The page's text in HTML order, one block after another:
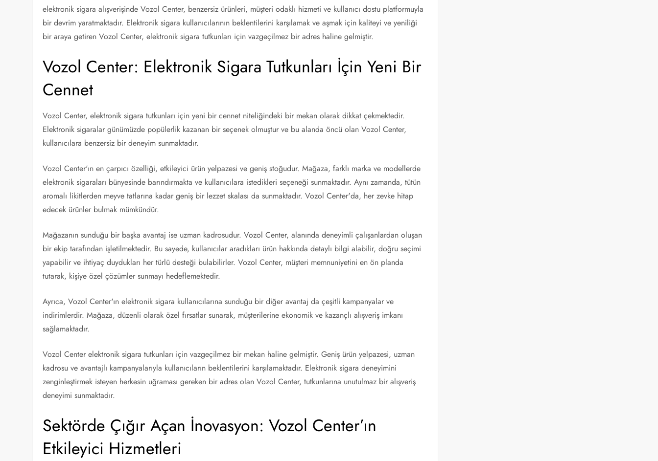
elektronik sigara alışverişinde Vozol Center, benzersiz ürünleri, müşteri odaklı hizmeti ve kullanıcı dostu platformuyla
bir devrim yaratmaktadır. Elektronik sigara kullanıcılarının beklentilerini karşılamak ve aşmak için kaliteyi ve yeniliği
bir araya getiren Vozol Center, elektronik sigara tutkunları için vazgeçilmez bir adres haline gelmiştir.
Vozol Center: Elektronik Sigara Tutkunları İçin Yeni Bir
Cennet
Vozol Center, elektronik sigara tutkunları için yeni bir cennet niteliğindeki bir mekan olarak dikkat çekmektedir.
Elektronik sigaralar günümüzde popülerlik kazanan bir seçenek olmuştur ve bu alanda öncü olan Vozol Center,
kullanıcılara benzersiz bir deneyim sunmaktadır.
Vozol Center'ın en çarpıcı özelliği, etkileyici ürün yelpazesi ve geniş stoğudur. Mağaza, farklı marka ve modellerde
elektronik sigaraları bünyesinde barındırmakta ve kullanıcılara istedikleri seçeneği sunmaktadır. Aynı zamanda, tütün
aromalı likitlerden meyve tatlarına kadar geniş bir lezzet skalası da sunmaktadır. Vozol Center'da, her zevke hitap
edecek ürünler bulmak mümkündür.
Mağazanın sunduğu bir başka avantaj ise uzman kadrosudur. Vozol Center, alanında deneyimli çalışanlardan oluşan
bir ekip tarafından işletilmektedir. Bu sayede, kullanıcılar aradıkları ürün hakkında detaylı bilgi alabilir, doğru seçimi
yapabilir ve ihtiyaç duydukları her türlü desteği bulabilirler. Vozol Center, müşteri memnuniyetini en ön planda
tutarak, kişiye özel çözümler sunmayı hedeflemektedir.
Ayrıca, Vozol Center'ın elektronik sigara kullanıcılarına sunduğu bir diğer avantaj da çeşitli kampanyalar ve
indirimlerdir. Mağaza, düzenli olarak özel fırsatlar sunarak, müşterilerine ekonomik ve kazançlı alışveriş imkanı
sağlamaktadır.
Vozol Center elektronik sigara tutkunları için vazgeçilmez bir mekan haline gelmiştir. Geniş ürün yelpazesi, uzman
kadrosu ve avantajlı kampanyalarıyla kullanıcıların beklentilerini karşılamaktadır. Elektronik sigara deneyimini
zenginleştirmek isteyen herkesin uğraması gereken bir adres olan Vozol Center, tutkunlarına unutulmaz bir alışveriş
deneyimi sunmaktadır.
Sektörde Çığır Açan İnovasyon: Vozol Center’ın
Etkileyici Hizmetleri